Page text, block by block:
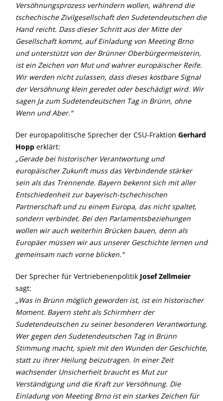
Versöhnungsprozess verhindern wollen, während die
tschechische Zivilgesellschaft den Sudetendeutschen die
Hand reicht. Dass dieser Schritt aus der Mitte der
Gesellschaft kommt, auf Einladung von Meeting Brno
und unterstützt von der Brünner Oberbürgermeisterin,
ist ein Zeichen von Mut und wahrer europäischer Reife.
Wir werden nicht zulassen, dass dieses kostbare Signal
der Versöhnung klein geredet oder beschädigt wird. Wir
sagen Ja zum Sudetendeutschen Tag in Brünn, ohne
Wenn und Aber.“
Der europapolitische Sprecher der CSU-Fraktion Gerhard
Hopp erklärt:
Gerade bei historischer Verantwortung und
europäischer Zukunft muss das Verbindende stärker
sein als das Trennende. Bayern bekennt sich mit aller
Entschiedenheit zur bayerisch-tschechischen
Partnerschaft und zu einem Europa, das nicht spaltet,
sondern verbindet. Bei den Parlamentsbeziehungen
wollen wir auch weiterhin Brücken bauen, denn als
Europäer müssen wir aus unserer Geschichte lernen und
gemeinsam nach vorne blicken.“
Der Sprecher für Vertriebenenpolitik Josef Zellmeier
sagt:
Was in Brünn möglich geworden ist, ist ein historischer
Moment. Bayern steht als Schirmherr der
Sudetendeutschen zu seiner besonderen Verantwortung.
Wer gegen den Sudetendeutschen Tag in Brünn
Stimmung macht, spielt mit den Wunden der Geschichte,
statt zu ihrer Heilung beizutragen. In einer Zeit
wachsender Unsicherheit braucht es Mut zur
Verständigung und die Kraft zur Versöhnung. Die
Einladung von Meeting Brno ist ein starkes Zeichen für